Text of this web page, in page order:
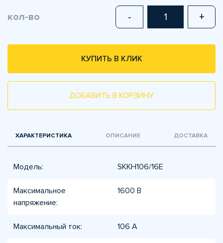
кол-во - +
КУПИТЬ В КЛИК
ДОБАВИТЬ В КОРЗИНУ
ХАРАКТЕРИСТИКА ОПИСАНИЕ ДОСТАВКА
Модель: SKKH106/16E
Максимальное
напряжение:
1600 В
Максимальный ток: 106 А